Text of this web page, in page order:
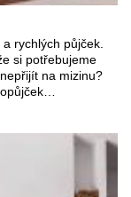
rychlých půjček.
si potřebujeme
nepřijít na mizinu?